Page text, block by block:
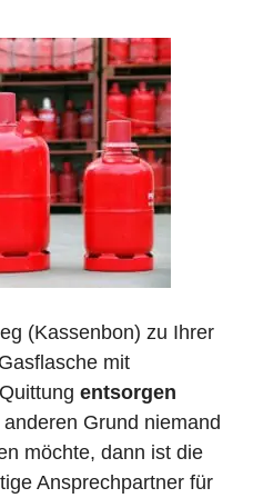
(Kassenbon) zu Ihrer
mit
entsorgen
Grund niemand
möchte, dann ist die
Ansprechpartner für